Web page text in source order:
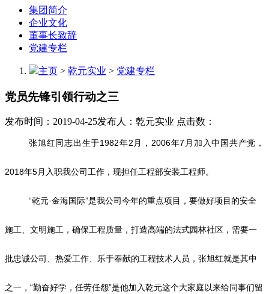
集团简介
企业文化
董事长致辞
党建专栏
主页 > 乾元实业 > 党建专栏
党员先锋引领行动之三
发布时间：2019-04-25发布人：乾元实业 点击数：
张旭红同志出生于1982年2月，2006年7月加入中国共产党，
2018年5月入职我公司工作，现担任工程部安装工程师。
“乾元·金海国际”是我公司今年的重点项目，要做好项目的安全
施工、文明施工，确保工程质量，打造高端的法式园林社区，需要一
批忠诚公司、热爱工作、乐于奉献的工程技术人员，张旭红就是其中
之一，“勤奋好学，任劳任怨”是他加入乾元这个大家庭以来给同事们留